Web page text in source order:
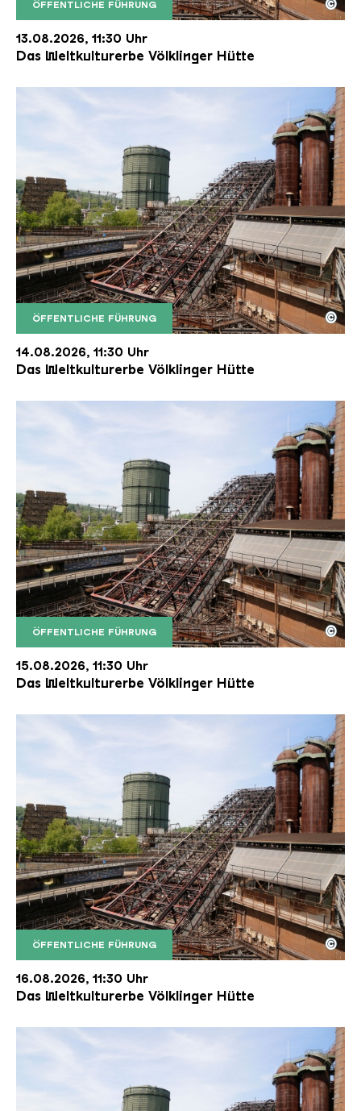
ÖFFENTLICHE FÜHRUNG
Der Erzschrägaufzug der Völklinger Hütte mit
Copyright: Weltkulturerbe Völklinger Hütte | Karl
©
13.08.2026, 11:30 Uhr
Das Weltkulturerbe Völklinger Hütte
ÖFFENTLICHE FÜHRUNG
Der Erzschrägaufzug der Völklinger Hütte mit
Copyright: Weltkulturerbe Völklinger Hütte | Karl
©
14.08.2026, 11:30 Uhr
Das Weltkulturerbe Völklinger Hütte
ÖFFENTLICHE FÜHRUNG
Der Erzschrägaufzug der Völklinger Hütte mit
Copyright: Weltkulturerbe Völklinger Hütte | Karl
©
15.08.2026, 11:30 Uhr
Das Weltkulturerbe Völklinger Hütte
ÖFFENTLICHE FÜHRUNG
Der Erzschrägaufzug der Völklinger Hütte mit
Copyright: Weltkulturerbe Völklinger Hütte | Karl
©
16.08.2026, 11:30 Uhr
Das Weltkulturerbe Völklinger Hütte